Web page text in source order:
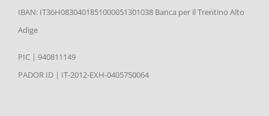
IBAN: IT36H0830401851000051301038 Banca per il Trentino Alto
Adige
PIC | 940811149
PADOR ID | IT-2012-EXH-0405750064